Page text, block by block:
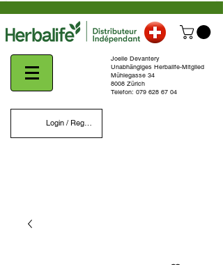
Login / Register
Joelle Devantery
Unabhängiges Herbalife-Mitglied
Mühlegasse 34
8008 Zürich
Telefon: 079 628 67 04